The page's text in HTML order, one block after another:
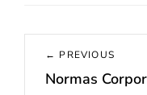
Navegación
entradas
← PREVIOUS
Previous
Normas